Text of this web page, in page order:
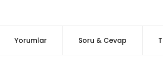
Yorumlar Soru & Cevap